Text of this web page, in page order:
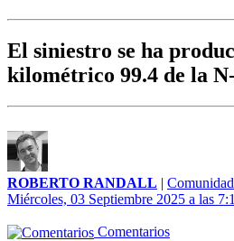
El siniestro se ha
kilométrico 99.4 de la
ROBERTO RANDALL |
Miércoles, 03 Septiembre 2025 a las
Comentarios